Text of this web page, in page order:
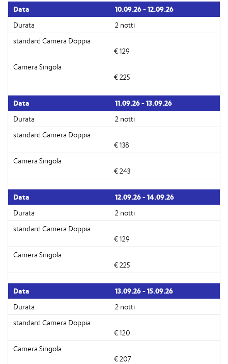
10.09.26 - 12.09.26
2 notti
€ 129
€ 225
11.09.26 - 13.09.26
2 notti
€ 138
€ 243
12.09.26 - 14.09.26
2 notti
€ 129
€ 225
13.09.26 - 15.09.26
2 notti
€ 120
€ 207